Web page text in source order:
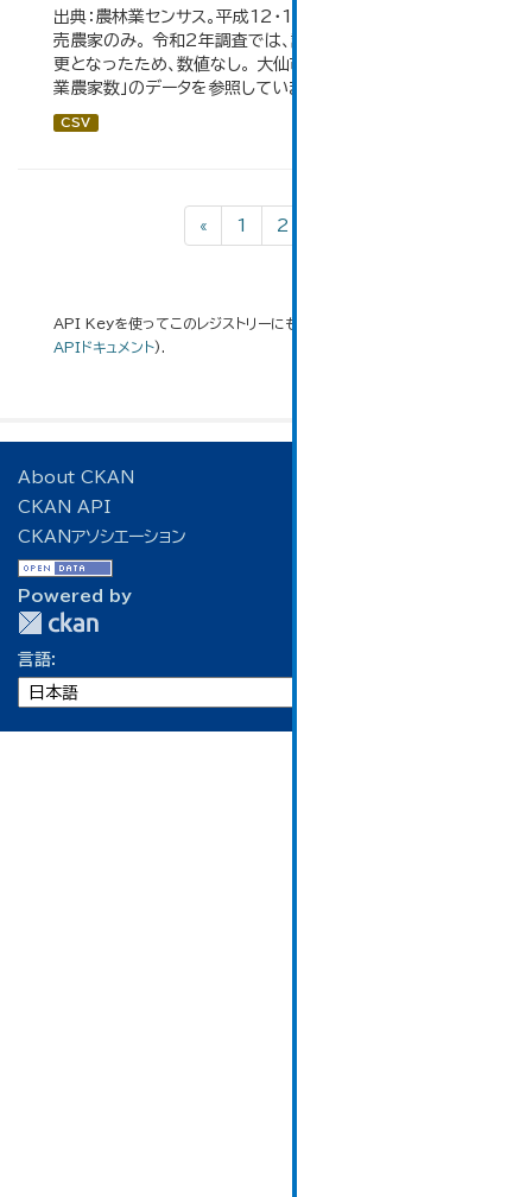
出典：農林業センサス。平成12・17・22・27年数値は、販
売農家のみ。 令和2年調査では、調査項目・集計体系が変
更となったため、数値なし。 大仙市の統計「3-3 専業・兼
業農家数」のデータを参照しています。
CSV
« 1 2
API Keyを使ってこのレジストリーにもアクセス可能です
APIドキュメント).
About CKAN
CKAN API
CKANアソシエーション
Powered by
言語